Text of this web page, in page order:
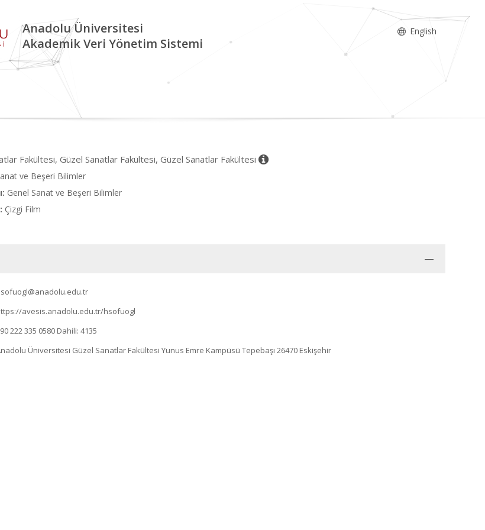
Anadolu Üniversitesi
Akademik Veri Yönetim Sistemi
English
Fakültesi, Güzel Sanatlar Fakültesi, Güzel Sanatlar Fakültesi
ve Beşeri Bilimler
Genel Sanat ve Beşeri Bilimler
Çizgi Film
avesis.anadolu.edu.tr/hsofuogl
222 335 0580 Dahili: 4135
Üniversitesi Güzel Sanatlar Fakültesi Yunus Emre Kampüsü Tepebaşı 26470 Eskişehir